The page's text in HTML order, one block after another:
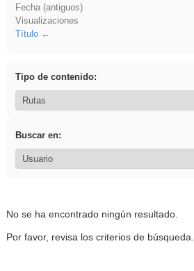
Fecha (antiguos)
Visualizaciones
Título
Tipo de contenido:
Buscar en:
No se ha encontrado ningún resultado.
Por favor, revisa los criterios de búsqueda.